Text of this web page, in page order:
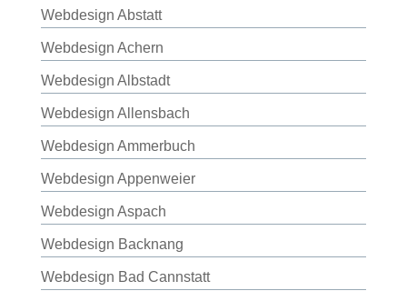
Webdesign Abstatt
Webdesign Achern
Webdesign Albstadt
Webdesign Allensbach
Webdesign Ammerbuch
Webdesign Appenweier
Webdesign Aspach
Webdesign Backnang
Webdesign Bad Cannstatt